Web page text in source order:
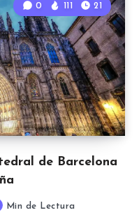
de Barcelona
0 111 21
Min de Lectura